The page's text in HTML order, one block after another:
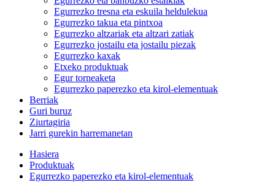
Egurrezko tresna eta eskuila heldulekua
Egurrezko takua eta pintxoa
Egurrezko altzariak eta altzari zatiak
Egurrezko jostailu eta jostailu piezak
Egurrezko kaxak
Etxeko produktuak
Egur torneaketa
Egurrezko paperezko eta kirol-elementuak
Berriak
Guri buruz
Ziurtagiria
Jarri gurekin harremanetan
Hasiera
Produktuak
Egurrezko paperezko eta kirol-elementuak